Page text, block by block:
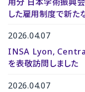
した雇用制度で新た
2026.04.07
INSA Lyon,
を表敬訪問しました
2026.04.07